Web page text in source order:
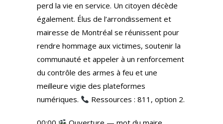
perd la vie en service. Un citoyen décède
également. Élus de l’arrondissement et
mairesse de Montréal se réunissent pour
rendre hommage aux victimes, soutenir la
communauté et appeler à un renforcement
du contrôle des armes à feu et une
meilleure vigie des plateformes
numériques.
Ressources : 811, option 2.